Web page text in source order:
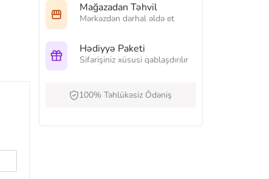
Mağazadan Təhvil
Mərkəzdən dərhal əldə et
Hədiyyə Paketi
Sifarişiniz xüsusi qablaşdırılır
100% Təhlükəsiz Ödəniş